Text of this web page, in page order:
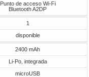
Punto de acceso Wi-Fi
Bluetooth A2DP
1
disponible
2400 mAh
Li-Po, integrada
microUSB